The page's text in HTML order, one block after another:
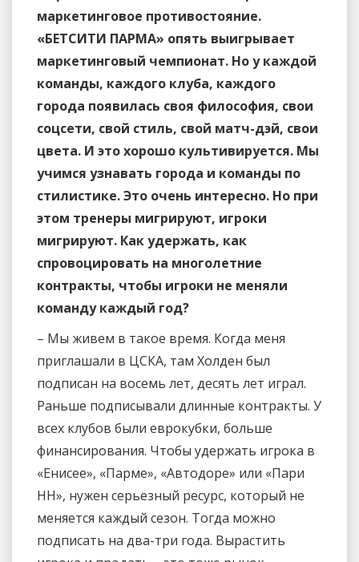
маркетинговое противостояние.
«БЕТСИТИ ПАРМА» опять выигрывает
маркетинговый чемпионат. Но у каждой
команды, каждого клуба, каждого
города появилась своя философия, свои
соцсети, свой стиль, свой матч-дэй, свои
цвета. И это хорошо культивируется. Мы
учимся узнавать города и команды по
стилистике. Это очень интересно. Но при
этом тренеры мигрируют, игроки
мигрируют. Как удержать, как
спровоцировать на многолетние
контракты, чтобы игроки не меняли
команду каждый год?
– Мы живем в такое время. Когда меня
приглашали в ЦСКА, там Холден был
подписан на восемь лет, десять лет играл.
Раньше подписывали длинные контракты. У
всех клубов были еврокубки, больше
финансирования. Чтобы удержать игрока в
«Енисее», «Парме», «Автодоре» или «Пари
НН», нужен серьезный ресурс, который не
меняется каждый сезон. Тогда можно
подписать на два-три года. Вырастить